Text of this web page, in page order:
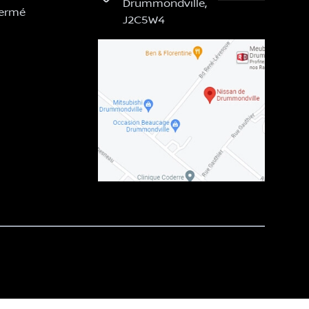
Drummondville,
J2C5W4